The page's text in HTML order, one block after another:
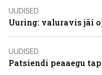
UUDISED
Uuring: valuravis jäi
UUDISED
Patsiendi peaaegu